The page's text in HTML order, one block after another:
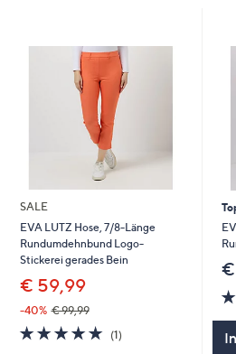
anzuzeigen.
SALE
EVA LUTZ Hose, 7/8-Länge
Rundumdehnbund Logo-
Stickerei gerades Bein
€ 59,99
-40% € 99,99
5.0
von
(1)1